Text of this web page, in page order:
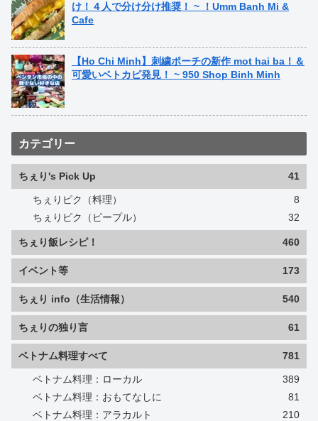
け！４人で分け分け推奨！ ~ ！Umm Banh Mi &
Cafe
【Ho Chi Minh】刺繍ポーチの新作 mot hai ba！＆
可愛いベトカピ発見！ ~ 950 Shop Binh Minh
カテゴリー
ちぇり's Pick Up 41
ちぇりピク（料理）
8
ちぇりピク（ピープル）
32
ちぇり飯レシピ！ 460
イベント等 173
ちぇり info（生活情報） 540
ちぇりの独り言 61
ベトナム料理すべて 781
ベトナム料理：ローカル
389
ベトナム料理：おもてなしに
81
ベトナム料理：アラカルト
210